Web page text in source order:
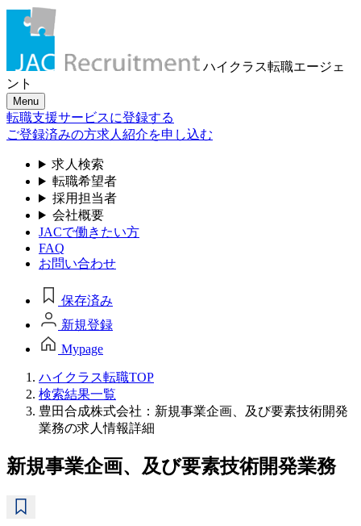
ハイクラス転職エージェ
ント
Menu
転職支援サービスに登録する
ご登録済みの方求人紹介を申し込む
求人検索
転職希望者
採用担当者
会社概要
JACで働きたい方
FAQ
お問い合わせ
保存済み
新規登録
Mypage
ハイクラス転職TOP
検索結果一覧
豊田合成株式会社：新規事業企画、及び要素技術開発
業務の求人情報詳細
新規事業企画、及び要素技術開発業務